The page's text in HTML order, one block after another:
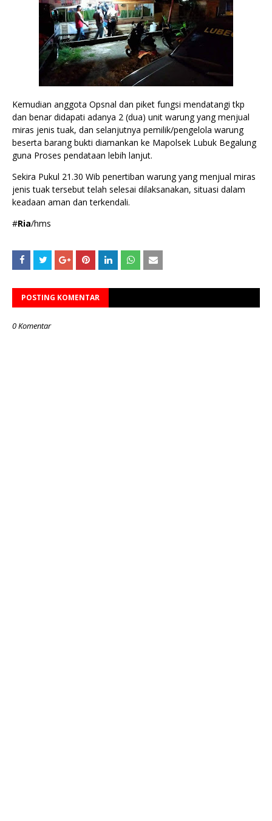
Kemudian anggota Opsnal dan piket fungsi mendatangi tkp
dan benar didapati adanya 2 (dua) unit warung yang menjual
miras jenis tuak, dan selanjutnya pemilik/pengelola warung
beserta barang bukti diamankan ke Mapolsek Lubuk Begalung
guna Proses pendataan lebih lanjut.
Sekira Pukul 21.30 Wib penertiban warung yang menjual miras
jenis tuak tersebut telah selesai dilaksanakan, situasi dalam
keadaan aman dan terkendali.
#Ria/hms
POSTING KOMENTAR
0 Komentar